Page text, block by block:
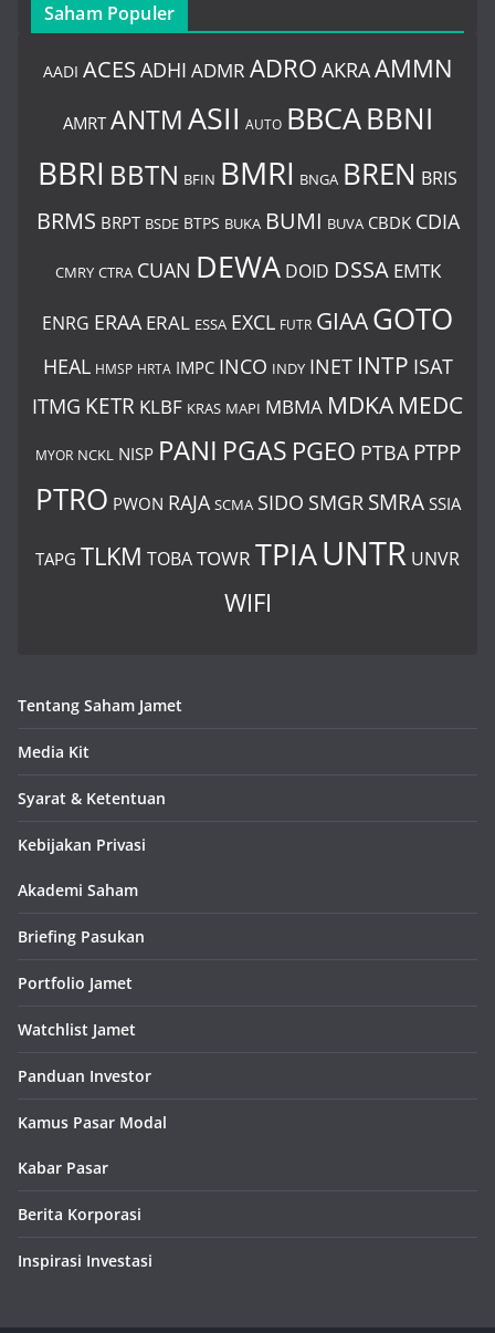
Saham Populer
AADI ACES ADHI ADMR ADRO AKRAAMMN
AMRT ANTMASII AUTO BBCABBNI
BBRI BBTN BFIN BMRI BNGA BREN BRIS
BRMS BRPT BSDE BTPS BUKA BUMI BUVA CBDK CDIA
CMRY CTRA CUAN DEWA DOID DSSA EMTK
ENRG ERAA ERAL ESSA EXCL FUTR GIAAGOTO
HEAL HMSP HRTA IMPC INCO INDY INET INTP ISAT
ITMG KETR KLBF KRAS MAPI MBMA MDKA MEDC
MYOR NCKL NISP PANI PGAS PGEO PTBA PTPP
PTRO PWON RAJA SCMA SIDO SMGR SMRA SSIA
TAPG TLKM TOBATOWR TPIAUNTR UNVR
WIFI
Tentang Saham Jamet
Media Kit
Syarat & Ketentuan
Kebijakan Privasi
Akademi Saham
Briefing Pasukan
Portfolio Jamet
Watchlist Jamet
Panduan Investor
Kamus Pasar Modal
Kabar Pasar
Berita Korporasi
Inspirasi Investasi